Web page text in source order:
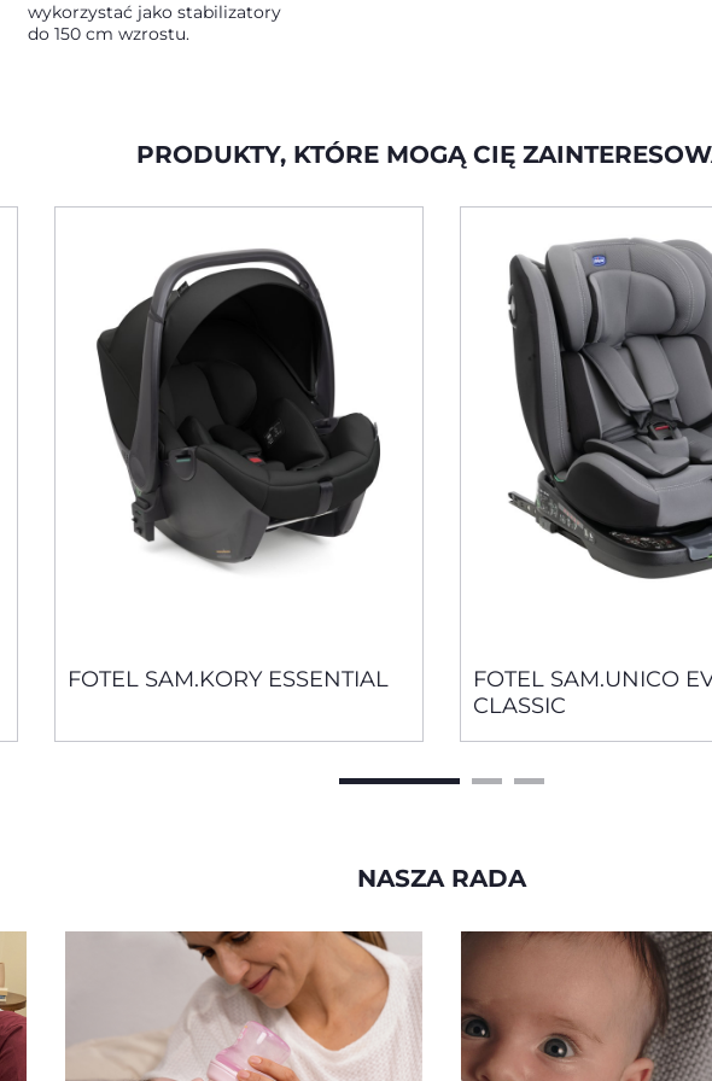
wykorzystać jako stabilizatory
do 150 cm wzrostu.
PRODUKTY, KTÓRE MOGĄ CIĘ
FOTEL SAM.KORY ESSENTIAL
FOTEL SAM.UNICO
CLASSIC
NASZA RADA